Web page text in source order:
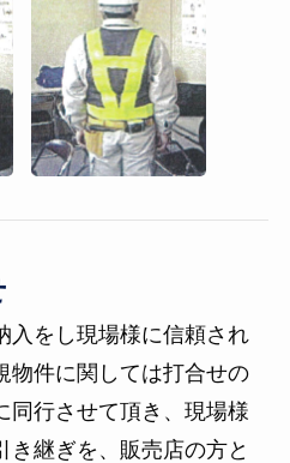
入をし現場様に信頼され
物件に関しては打合せの
同行させて頂き、現場様
き継ぎを、販売店の方と